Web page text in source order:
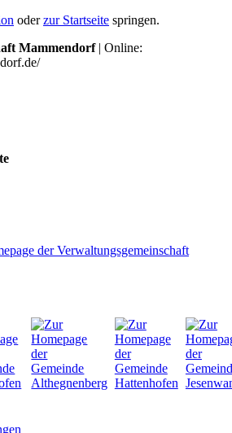
oderzur Startseite springen.
Mammendorf| Online: